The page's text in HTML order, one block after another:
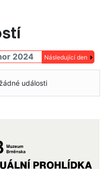
2024 Následující den
události